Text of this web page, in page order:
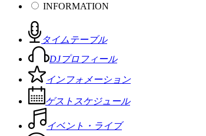
INFORMATION
タイムテーブル
DJプロフィール
インフォメーション
ゲストスケジュール
イベント・ライブ